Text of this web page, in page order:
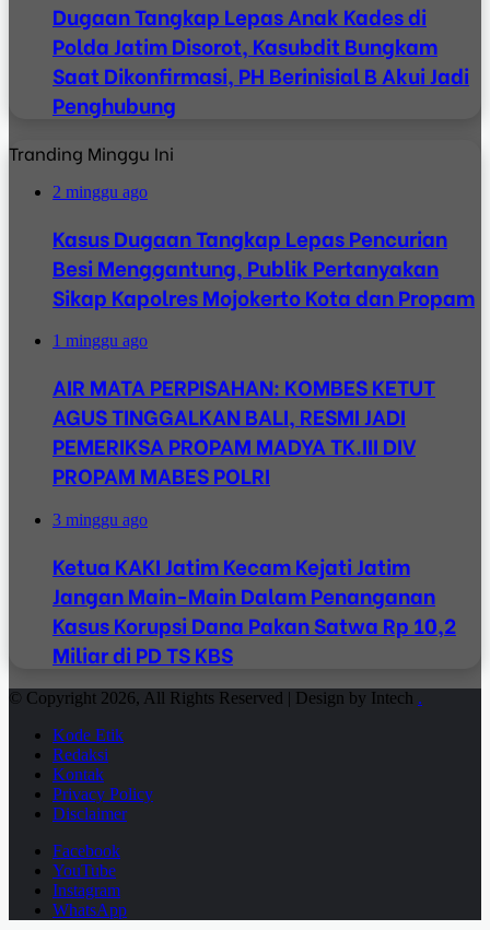
Dugaan Tangkap Lepas Anak Kades di
Polda Jatim Disorot, Kasubdit Bungkam
Saat Dikonfirmasi, PH Berinisial B Akui Jadi
Penghubung
Tranding Minggu Ini
2 minggu ago
Kasus Dugaan Tangkap Lepas Pencurian
Besi Menggantung, Publik Pertanyakan
Sikap Kapolres Mojokerto Kota dan Propam
1 minggu ago
AIR MATA PERPISAHAN: KOMBES KETUT
AGUS TINGGALKAN BALI, RESMI JADI
PEMERIKSA PROPAM MADYA TK.III DIV
PROPAM MABES POLRI
3 minggu ago
Ketua KAKI Jatim Kecam Kejati Jatim
Jangan Main-Main Dalam Penanganan
Kasus Korupsi Dana Pakan Satwa Rp 10,2
Miliar di PD TS KBS
© Copyright 2026, All Rights Reserved | Design by Intech .
Kode Etik
Redaksi
Kontak
Privacy Policy
Disclaimer
Facebook
YouTube
Instagram
WhatsApp